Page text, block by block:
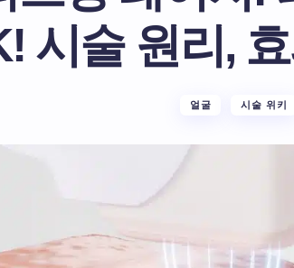
시술 원리,
얼굴 시술 위키